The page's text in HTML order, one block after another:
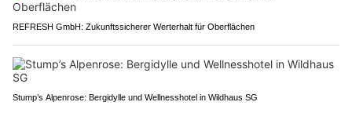
REFRESH GmbH: Zukunftssicherer Werterhalt für Oberflächen
Stump’s Alpenrose: Bergidylle und Wellnesshotel in Wildhaus SG